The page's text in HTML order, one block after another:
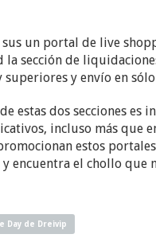
un portal de live
sección de
y envío en
estas dos secciones es
incluso más que
estos
encuentra el chollo que
Day de Dreivip